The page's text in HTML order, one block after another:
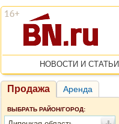
НОВОСТИ И СТАТЬИ
Продажа Аренда
ВЫБРАТЬ РАЙОН/ГОРОД: